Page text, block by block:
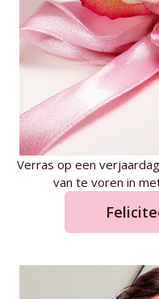
Verras op een
van te voren in